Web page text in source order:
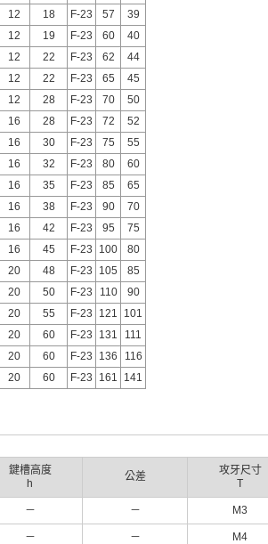
12 18 F-23 57
39
12 19 F-23 60
40
12 22 F-23 62
44
12 22 F-23 65
45
12 28 F-23 70
50
16 28 F-23 72
52
16 30 F-23 75
55
16 32 F-23 80
60
16 35 F-23 85
65
16 38 F-23 90
70
16 42 F-23 95
75
16 45 F-23 100
80
20 48 F-23 105
85
20 50 F-23 110
90
20 55 F-23 121
101
20 60 F-23 131
111
20 60 F-23 136
116
20 60 F-23 161 141
鍵槽高度
h
公差
攻牙尺寸
T
－ － M3
－ － M4